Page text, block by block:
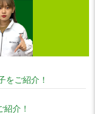
をご紹介！
介！